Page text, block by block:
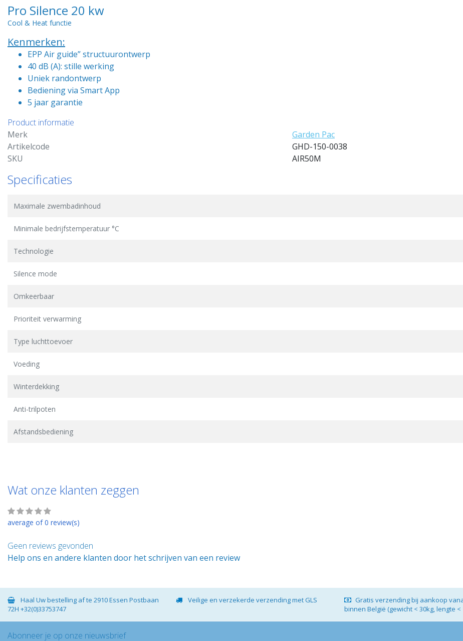
Pro Silence 20 kw
Cool & Heat functie
Kenmerken:
EPP Air guide” structuurontwerp
40 dB (A): stille werking
Uniek randontwerp
Bediening via Smart App
5 jaar garantie
Product informatie
Merk
Garden Pac
Artikelcode
GHD-150-0038
SKU
AIR50M
Specificaties
Maximale zwembadinhoud
Minimale bedrijfstemperatuur °C
Technologie
Silence mode
Omkeerbaar
Prioriteit verwarming
Type luchttoevoer
Voeding
Winterdekking
Anti-trilpoten
Afstandsbediening
Wat onze klanten zeggen
average of 0 review(s)
Geen reviews gevonden
Help ons en andere klanten door het schrijven van een review
Haal Uw bestelling af te 2910 Essen Postbaan
72H +32(0)33753747
Veilige en verzekerde verzending met GLS
Gratis verzending bij aankoop
binnen België (gewicht < 30kg, lengte <
Abonneer je op onze nieuwsbrief